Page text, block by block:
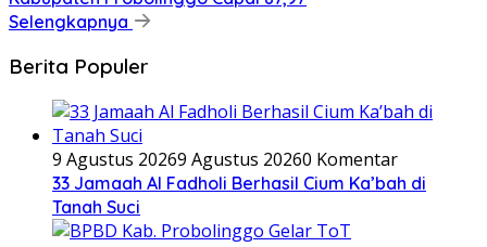
Selengkapnya
Berita Populer
9 Agustus 20269 Agustus 20260 Komentar
33 Jamaah Al Fadholi Berhasil Cium Ka’bah di
Tanah Suci